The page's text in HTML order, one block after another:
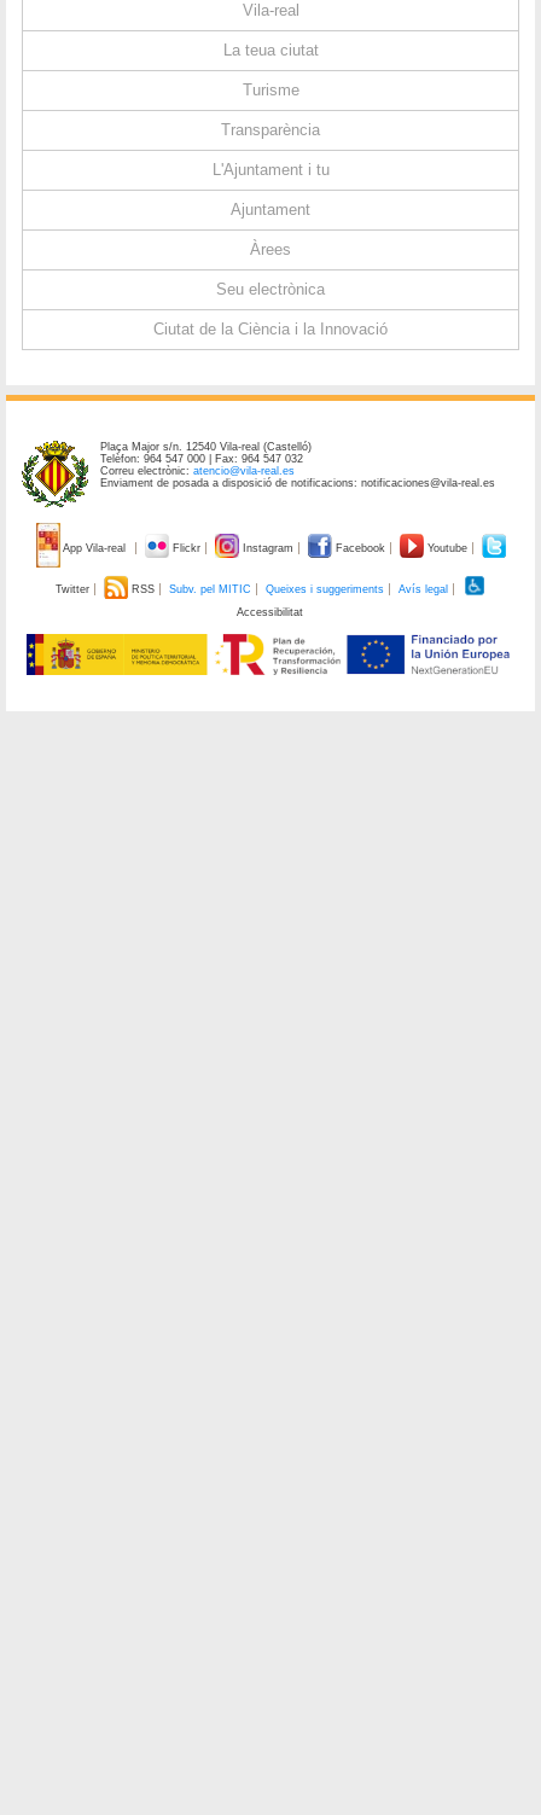
Vila-real
La teua ciutat
Turisme
Transparència
L'Ajuntament i tu
Ajuntament
Àrees
Seu electrònica
Ciutat de la Ciència i la Innovació
Plaça Major s/n. 12540 Vila-real (Castelló)
Telèfon: 964 547 000 | Fax: 964 547 032
Correu electrònic:atencio@vila-real.es
Enviament de posada a disposició de notificacions: notificaciones@vila-real.es
App Vila-real Flickr Instagram Facebook Youtube
Twitter RSS Subv. pel MITIC Queixes i suggeriments
Avís legal
Accessibilitat